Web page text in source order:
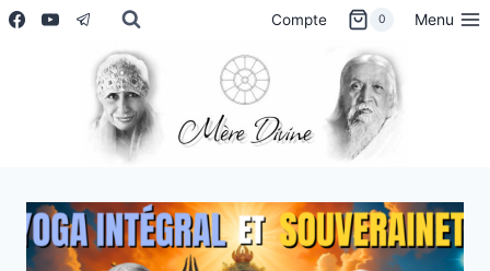
Aller
Compte 0 Menu